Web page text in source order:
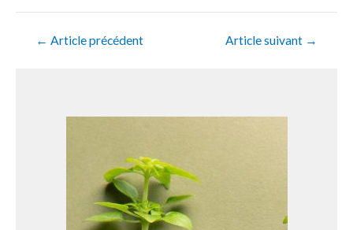
← Article précédent Article suivant →